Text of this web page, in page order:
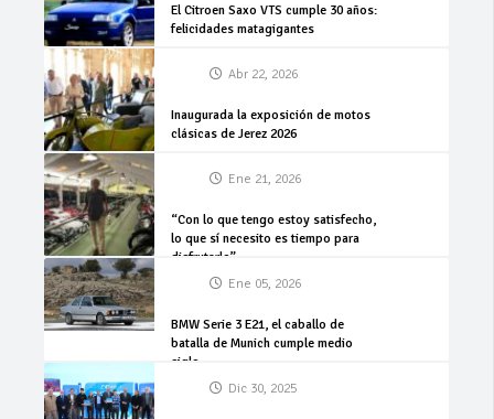
El Citroen Saxo VTS cumple 30 años:
felicidades matagigantes
Abr 22, 2026
Inaugurada la exposición de motos
clásicas de Jerez 2026
Ene 21, 2026
“Con lo que tengo estoy satisfecho,
lo que sí necesito es tiempo para
disfrutarlo”
Ene 05, 2026
BMW Serie 3 E21, el caballo de
batalla de Munich cumple medio
siglo
Dic 30, 2025